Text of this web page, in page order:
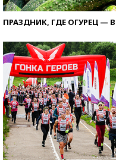
ПРАЗДНИК, ГДЕ ОГУРЕЦ —